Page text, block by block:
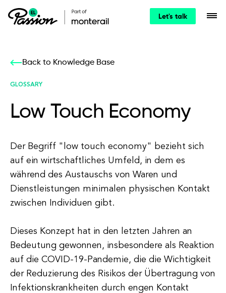
Let's talk
Back to Knowledge Base
GLOSSARY
Low Touch Economy
Der Begriff "low touch economy" bezieht sich
auf ein wirtschaftliches Umfeld, in dem es
während des Austauschs von Waren und
Dienstleistungen minimalen physischen Kontakt
zwischen Individuen gibt.
Dieses Konzept hat in den letzten Jahren an
Bedeutung gewonnen, insbesondere als Reaktion
auf die COVID-19-Pandemie, die die Wichtigkeit
der Reduzierung des Risikos der Übertragung von
Infektionskrankheiten durch engen Kontakt